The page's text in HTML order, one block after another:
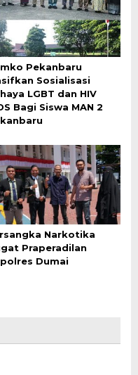
Pekanbaru
Sosialisasi
LGBT dan HIV
Bagi Siswa MAN 2
Narkotika
Praperadilan
Dumai